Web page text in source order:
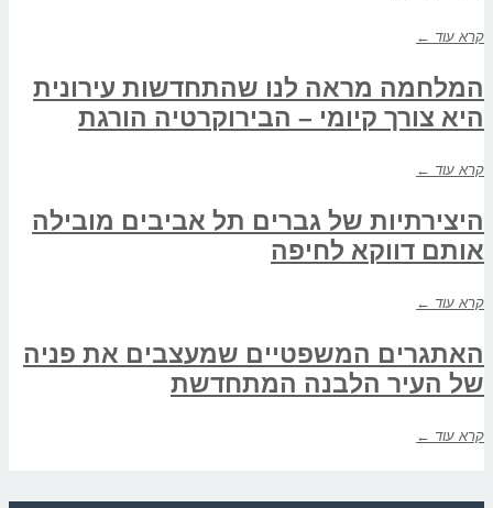
קרא עוד ←
המלחמה מראה לנו שהתחדשות עירונית
היא צורך קיומי – הבירוקרטיה הורגת
קרא עוד ←
היצירתיות של גברים תל אביבים מובילה
אותם דווקא לחיפה
קרא עוד ←
האתגרים המשפטיים שמעצבים את פניה
של העיר הלבנה המתחדשת
קרא עוד ←